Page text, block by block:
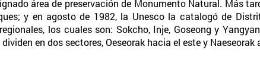
área de preservación de Monumento Natural. Más
y en agosto de 1982, la Unesco la catalogó de
los cuales son: Sokcho, Inje, Goseong y
en dos sectores, Oeseorak hacia el este y Naeseorak